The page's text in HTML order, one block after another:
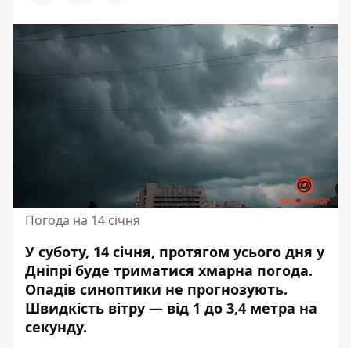
Погода на 14 січня
У суботу, 14 січня, протягом усього дня у
Дніпрі буде триматися хмарна погода.
Опадів синоптики не прогнозують.
Швидкість вітру — від 1 до 3,4 метра на
секунду.